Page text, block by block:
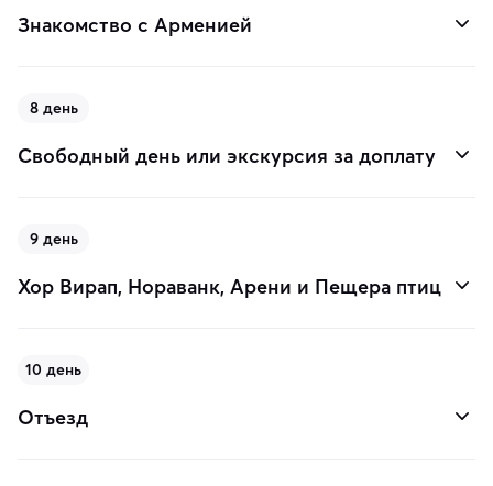
Знакомство с Арменией
8 день
Свободный день или экскурсия за доплату
9 день
Хор Вирап, Нораванк, Арени и Пещера птиц
10 день
Отъезд